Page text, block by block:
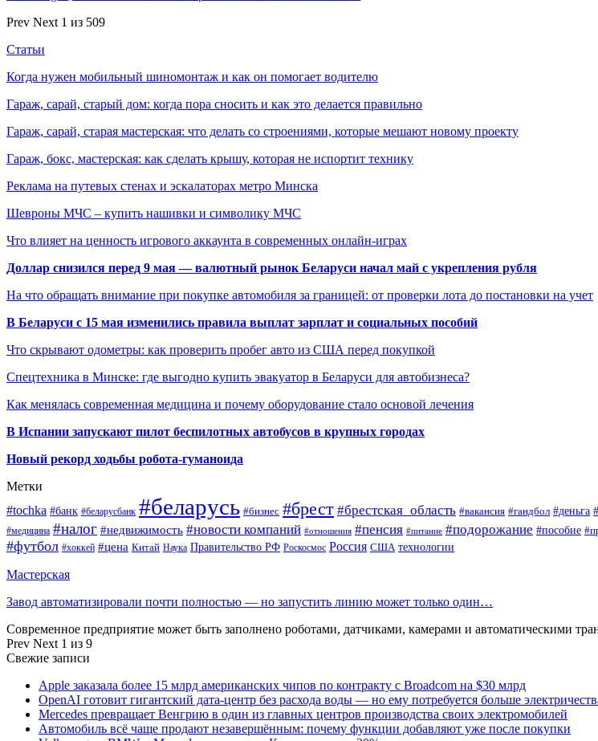
Prev Next 1 из 509
Статьи
Когда нужен мобильный шиномонтаж и как он помогает водителю
Гараж, сарай, старый дом: когда пора сносить и как это делается правильно
Гараж, сарай, старая мастерская: что делать со строениями, которые мешают новому проекту
Гараж, бокс, мастерская: как сделать крышу, которая не испортит технику
Реклама на путевых стенах и эскалаторах метро Минска
Шевроны МЧС – купить нашивки и символику МЧС
Что влияет на ценность игрового аккаунта в современных онлайн-играх
Доллар снизился перед 9 мая — валютный рынок Беларуси начал май с укрепления рубля
На что обращать внимание при покупке автомобиля за границей: от проверки лота до постановки на учет
В Беларуси с 15 мая изменились правила выплат зарплат и социальных пособий
Что скрывают одометры: как проверить пробег авто из США перед покупкой
Спецтехника в Минске: где выгодно купить эвакуатор в Беларуси для автобизнеса?
Как менялась современная медицина и почему оборудование стало основой лечения
В Испании запускают пилот беспилотных автобусов в крупных городах
Новый рекорд ходьбы робота-гуманоида
Метки
#tochka #банк #беларусбанк #беларусь #бизнес #брест #брестская_область #вакансия #гандбол #деньга
#медицина #налог #недвижимость #новости компаний #отношения #пенсия #питание #подорожание #пособие
#футбол #хоккей #цена Китай Наука Правительство РФ Роскосмос Россия США технологии
Мастерская
Завод автоматизировали почти полностью — но запустить линию может только один…
Современное предприятие может быть заполнено роботами, датчиками, камерами и автоматическими
Prev Next 1 из 9
Свежие записи
Apple заказала более 15 млрд американских чипов по контракту с Broadcom на $30 млрд
OpenAI готовит гигантский дата-центр без расхода воды — но ему потребуется больше
Mercedes превращает Венгрию в один из главных центров производства своих электромобилей
Автомобиль всё чаще продают незавершённым: почему функции добавляют уже после покупки